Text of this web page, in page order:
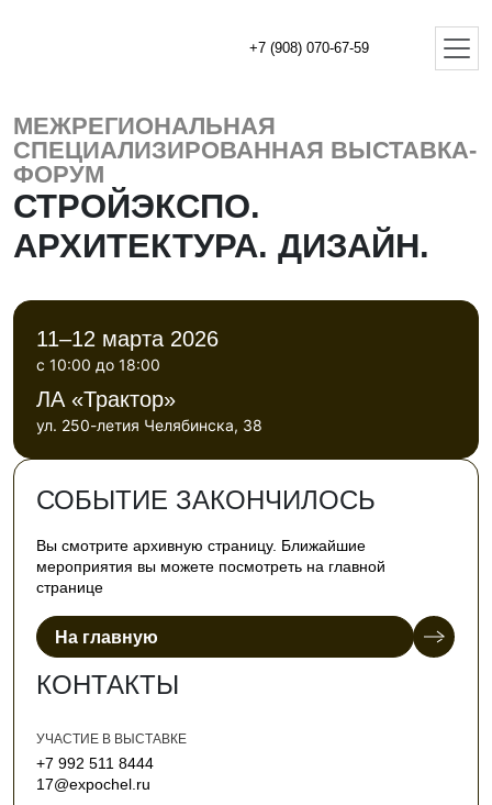
+7 (908) 070-67-59
МЕЖРЕГИОНАЛЬНАЯ
СПЕЦИАЛИЗИРОВАННАЯ ВЫСТАВКА-
ФОРУМ
СТРОЙЭКСПО.
АРХИТЕКТУРА. ДИЗАЙН.
11–12 марта 2026
с 10:00 до 18:00
ЛА «Трактор»
ул. 250-летия Челябинска, 38
СОБЫТИЕ ЗАКОНЧИЛОСЬ
Вы смотрите архивную страницу. Ближайшие
мероприятия вы можете посмотреть на главной
странице
На главную
КОНТАКТЫ
УЧАСТИЕ В ВЫСТАВКЕ
+7 992 511 8444
17@expochel.ru